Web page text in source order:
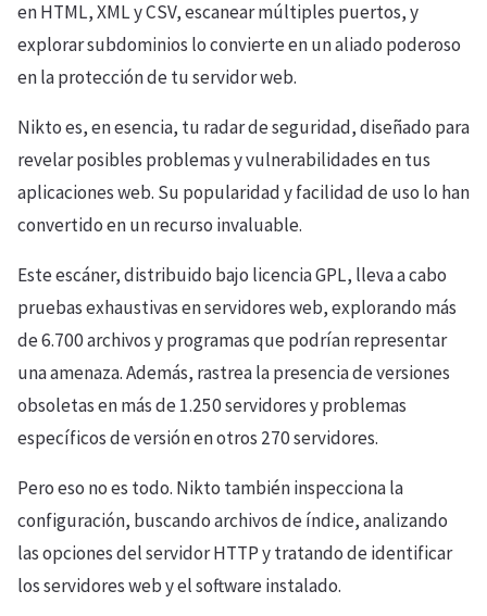
en HTML, XML y CSV, escanear múltiples puertos, y
explorar subdominios lo convierte en un aliado poderoso
en la protección de tu servidor web.
Nikto es, en esencia, tu radar de seguridad, diseñado para
revelar posibles problemas y vulnerabilidades en tus
aplicaciones web. Su popularidad y facilidad de uso lo han
convertido en un recurso invaluable.
Este escáner, distribuido bajo licencia GPL, lleva a cabo
pruebas exhaustivas en servidores web, explorando más
de 6.700 archivos y programas que podrían representar
una amenaza. Además, rastrea la presencia de versiones
obsoletas en más de 1.250 servidores y problemas
específicos de versión en otros 270 servidores.
Pero eso no es todo. Nikto también inspecciona la
configuración, buscando archivos de índice, analizando
las opciones del servidor HTTP y tratando de identificar
los servidores web y el software instalado.